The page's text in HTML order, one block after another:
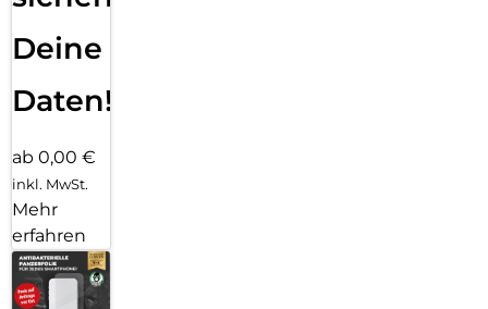
Deine
Daten!
ab 0,00 €
inkl. MwSt.
Mehr
erfahren